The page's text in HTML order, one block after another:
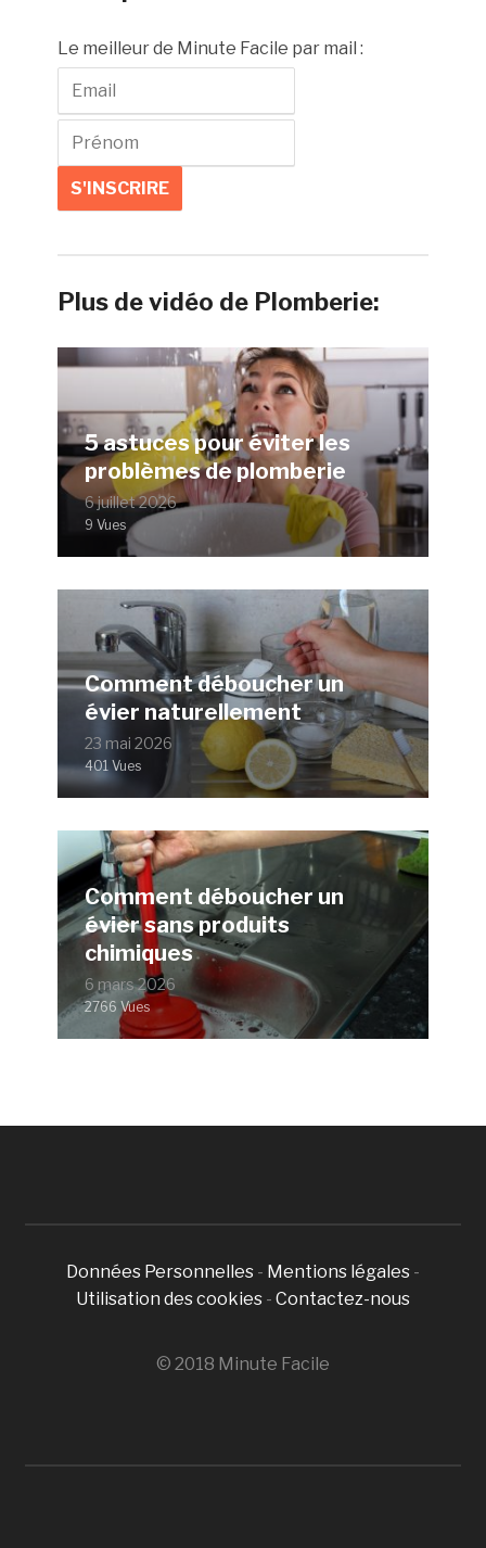
Le meilleur de Minute Facile par mail :
Plus de vidéo de Plomberie:
5 astuces pour éviter les
problèmes de plomberie
6 juillet 2026
9 Vues
Comment déboucher un
évier naturellement
23 mai 2026
401 Vues
Comment déboucher un
évier sans produits
chimiques
6 mars 2026
2766 Vues
Données Personnelles - Mentions légales -
Utilisation des cookies - Contactez-nous
© 2018 Minute Facile